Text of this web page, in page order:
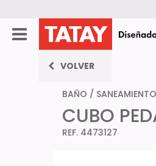
VOLVER
BAÑO /
CUBO
REF. 4473127